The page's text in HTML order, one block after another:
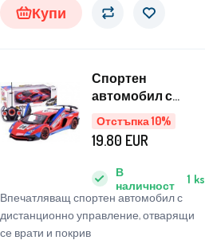
настрани и преодолява трудни
повърхности. Той има светлинни и
минути. Размери: 38x22x9 cm.
Купи
Отстъпка 10%
Спортен
автомобил с
дистанционно
управление
RC0501
Впечатляващ спортен автомобил с
дистанционно управление, отварящи
се врати и покрив
В
наличност
1 ks
19.80 EUR